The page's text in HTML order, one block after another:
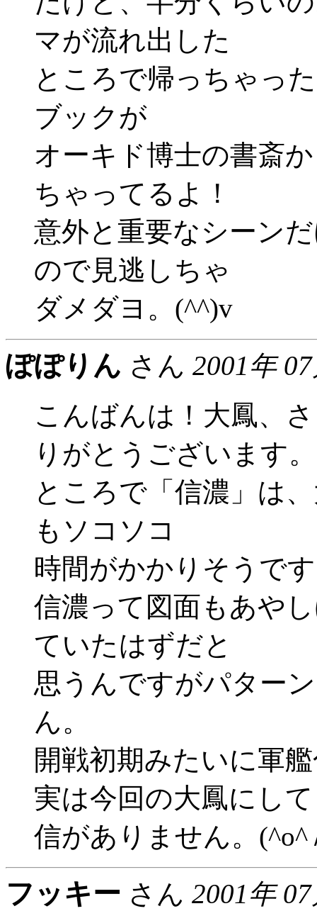
マが流れ出した
ところで帰っちゃっ
ブックが
オーキド博士の書斎
ちゃってるよ！
意外と重要なシーン
ので見逃しちゃ
ダメダヨ。(^^)v
ぽぽりん さん 2001年
こんばんは！大鳳、
りがとうございます
ところで「信濃」は
もソコソコ
時間がかかりそうで
信濃って図面もあや
ていたはずだと
思うんですがパター
ん。
開戦初期みたいに軍
実は今回の大鳳にし
信がありません。(^o^
フッキー さん 2001年